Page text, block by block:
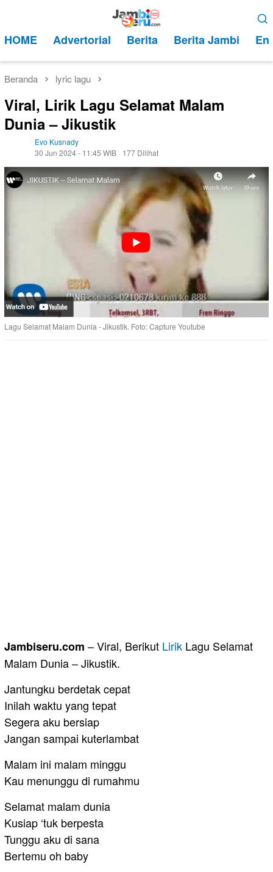
kontenMobile
HOME Advertorial Berita Berita Jambi
Beranda lyric lagu
Viral, Lirik Lagu Selamat Malam
Dunia – Jikustik
Evo Kusnady
30 Jun 2024 - 11:45 WIB
177 Dilihat
Lagu Selamat Malam Dunia - Jikustik. Foto: Capture Youtube
Jambiseru.com – Viral, Berikut Lirik Lagu Selamat
Malam Dunia – Jikustik.
Jantungku berdetak cepat
Inilah waktu yang tepat
Segera aku bersiap
Jangan sampai kuterlambat
Malam ini malam minggu
Kau menunggu di rumahmu
Selamat malam dunia
Kusiap ‘tuk berpesta
Tunggu aku di sana
Bertemu oh baby